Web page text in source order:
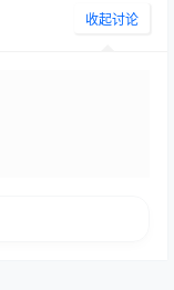
收起讨论